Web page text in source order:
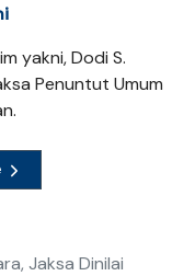
yakni, Dodi S.
Penuntut Umum
Jaksa Dinilai